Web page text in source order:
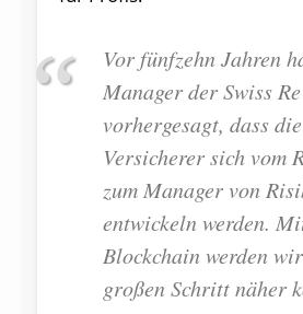
Vor fünfzehn Jahren
Manager der Swiss Re
vorhergesagt, dass die
Versicherer sich vom
zum Manager von
entwickeln werden.
Blockchain werden
großen Schritt näher